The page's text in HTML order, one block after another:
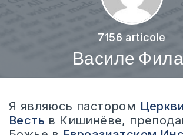
7156 articole
Василе
Я являюсь пастором
Весть в Кишинёве,